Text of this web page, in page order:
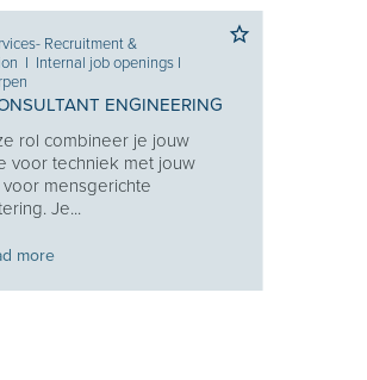
Recruitment &
I Internal job openings I
ENGINEERING
rol combineer je jouw
voor techniek met jouw
voor mensgerichte
Je...
more